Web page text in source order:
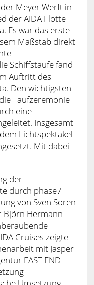
Meyer Werft in
der AIDA Flotte
Es war das erste
Maßstab direkt
Schiffstaufe fand
Auftritt des
Den wichtigsten
Taufzeremonie
eine
Insgesamt
Lichtspektakel
Mit dabei –
der
durch phase7
von Sven Sören
Björn Hermann
Cruises zeigte
mit Jasper
EAST END